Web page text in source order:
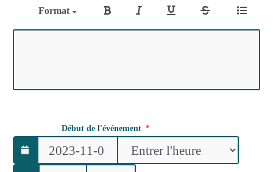
Format
Début de l'événement